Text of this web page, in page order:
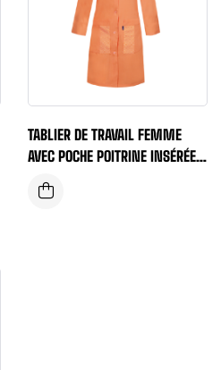
TABLIER DE TRAVAIL FEMME
AVEC POCHE POITRINE INSÉRÉE
AU NIVEAU DÉCOUPE CARRURE
DEVANT